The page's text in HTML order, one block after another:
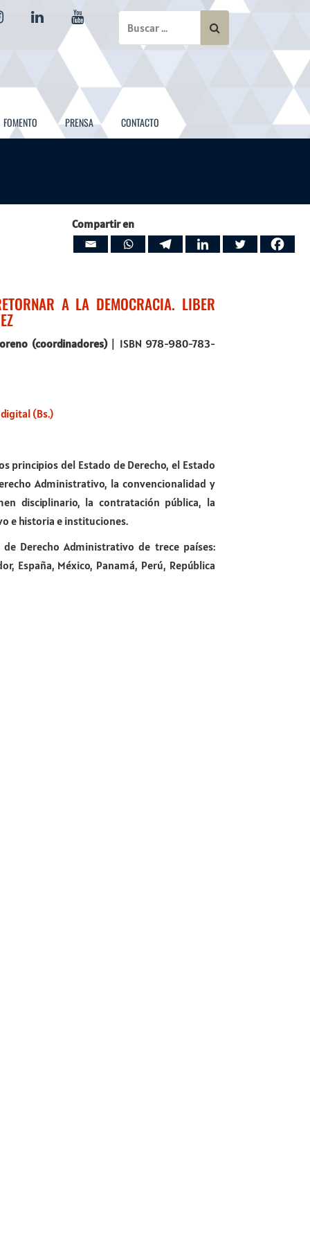
instagramlinkedinyoutube
FOMENTO PRENSA CONTACTO
Compartir en
A LA DEMOCRACIA. LIBER
(coordinadores)| ISBN 978-980-783-
(Bs.)
principios del Estado de Derecho, el Estado
Administrativo, la convencionalidad y
disciplinario, la contratación pública, la
e historia e instituciones.
Derecho Administrativo de trece países:
España, México, Panamá, Perú, República